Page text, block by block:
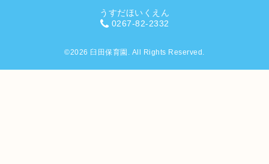
うすだほいくえん
0267-82-2332
©2026 臼田保育園 . All Rights Reserved.